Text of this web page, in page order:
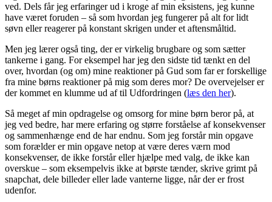
ved. Dels får jeg erfaringer ud i kroge af min eksistens, jeg kunne
have været foruden – så som hvordan jeg fungerer på alt for lidt
søvn eller reagerer på konstant skrigen under et aftensmåltid.
Men jeg lærer også ting, der er virkelig brugbare og som sætter
tankerne i gang. For eksempel har jeg den sidste tid tænkt en del
over, hvordan (og om) mine reaktioner på Gud som far er forskellige
fra mine børns reaktioner på mig som deres mor? De overvejelser er
der kommet en klumme ud af til Udfordringen (læs den her).
Så meget af min opdragelse og omsorg for mine børn beror på, at
jeg ved bedre, har mere erfaring og større forståelse af konsekvenser
og sammenhænge end de har endnu. Som jeg forstår min opgave
som forælder er min opgave netop at være deres værn mod
konsekvenser, de ikke forstår eller hjælpe med valg, de ikke kan
overskue – som eksempelvis ikke at børste tænder, skrive grimt på
snapchat, dele billeder eller lade vanterne ligge, når der er frost
udenfor.